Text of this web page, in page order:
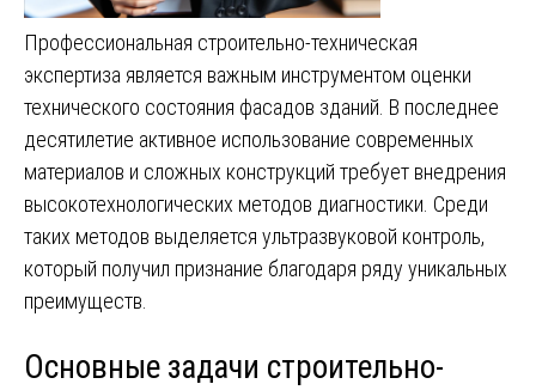
Профессиональная строительно-техническая
экспертиза является важным инструментом оценки
технического состояния фасадов зданий. В последнее
десятилетие активное использование современных
материалов и сложных конструкций требует внедрения
высокотехнологических методов диагностики. Среди
таких методов выделяется ультразвуковой контроль,
который получил признание благодаря ряду уникальных
преимуществ.
Основные задачи строительно-